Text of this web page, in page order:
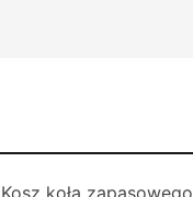
Kosz koła zapasowego